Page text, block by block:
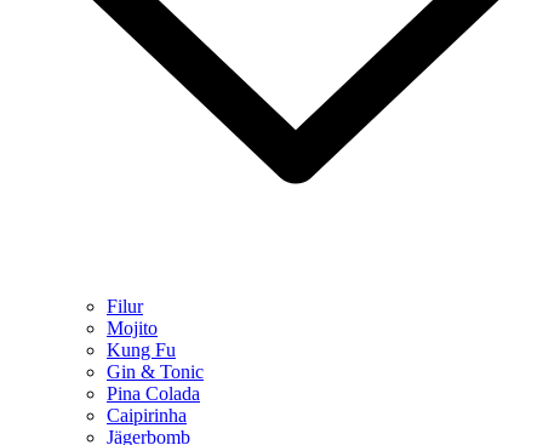
Filur
Mojito
Kung Fu
Gin & Tonic
Pina Colada
Caipirinha
Jägerbomb